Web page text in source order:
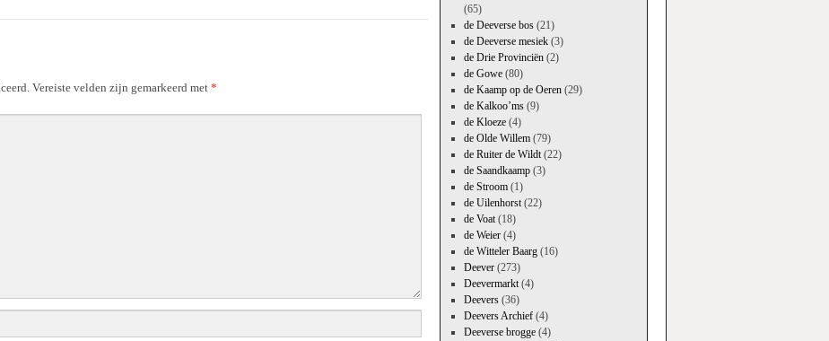
Vereiste velden zijn gemarkeerd met *
(65)
de Deeverse bos(21)
de Deeverse mesiek(3)
de Drie Provinciën(2)
de Gowe(80)
de Kaamp op de Oeren(29)
de Kalkoo’ms(9)
de Kloeze(4)
de Olde Willem(79)
de Ruiter de Wildt(22)
de Saandkaamp(3)
de Stroom(1)
de Uilenhorst(22)
de Voat(18)
de Weier(4)
de Witteler Baarg(16)
Deever(273)
Deevermarkt(4)
Deevers(36)
Deevers Archief(4)
Deeverse brogge(4)